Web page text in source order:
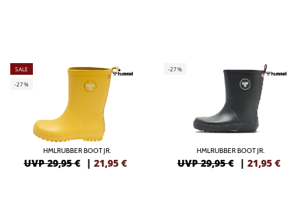
SALE
-27%
HMLRUBBER BOOT JR.
UVP 29,95 € | 21,95 €
-27%
HMLRUBBER BOOT JR.
UVP 29,95 € | 21,95 €